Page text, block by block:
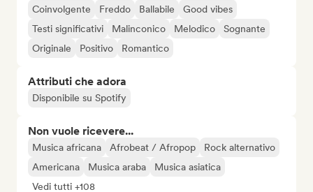
Coinvolgente Freddo Ballabile
Good vibes
Testi significativi
Malinconico Melodico
Sognante
Originale
Positivo Romantico
Attributi che adora
Disponibile su Spotify
Non vuole ricevere...
Musica africana Afrobeat / Afropop
Rock alternativo
Americana
Musica araba
Musica asiatica
Vedi tutti +108